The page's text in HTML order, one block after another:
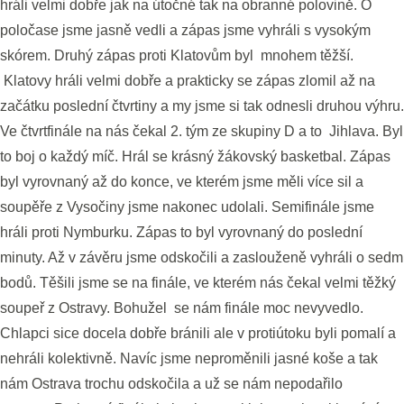
hráli velmi dobře jak na útočné tak na obranné polovině. O
poločase jsme jasně vedli a zápas jsme vyhráli s vysokým
skórem. Druhý zápas proti Klatovům byl mnohem těžší.
Klatovy hráli velmi dobře a prakticky se zápas zlomil až na
začátku poslední čtvrtiny a my jsme si tak odnesli druhou výhru.
Ve čtvrtfinále na nás čekal 2. tým ze skupiny D a to Jihlava. Byl
to boj o každý míč. Hrál se krásný žákovský basketbal. Zápas
byl vyrovnaný až do konce, ve kterém jsme měli více sil a
soupěře z Vysočiny jsme nakonec udolali. Semifinále jsme
hráli proti Nymburku. Zápas to byl vyrovnaný do poslední
minuty. Až v závěru jsme odskočili a zaslouženě vyhráli o sedm
bodů. Těšili jsme se na finále, ve kterém nás čekal velmi těžký
soupeř z Ostravy. Bohužel se nám finále moc nevyvedlo.
Chlapci sice docela dobře bránili ale v protiútoku byli pomalí a
nehráli kolektivně. Navíc jsme neproměnili jasné koše a tak
nám Ostrava trochu odskočila a už se nám nepodařilo